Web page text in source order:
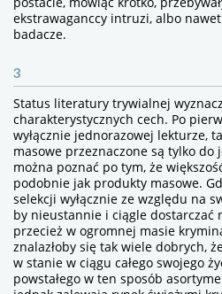
ekstrawaganccy intruzi, albo
badacze.
3
Status literatury trywialnej
charakterystycznych cech. Po
wyłącznie jednorazowej lekturze,
masowe przeznaczone są tylko do
można poznać po tym, że
podobnie jak produkty masowe.
selekcji wyłącznie ze względu na
by nieustannie i ciągle dostarczać
przecież w ogromnej masie
znalazłoby się tak wiele dobrych,
w stanie w ciągu całego swojego
powstałego w ten sposób